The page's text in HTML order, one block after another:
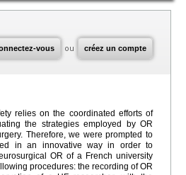
vous ou créez un compte
relies on the coordinated efforts of
the strategies employed by OR
Therefore, we were prompted to
in an innovative way in order to
OR of a French university
procedures: the recording of OR